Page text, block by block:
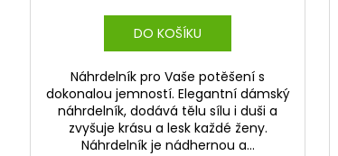
DO KOŠÍKU
Náhrdelník pro Vaše potěšení s
dokonalou jemností. Elegantní dámský
náhrdelník, dodává tělu sílu i duši a
zvyšuje krásu a lesk každé ženy.
Náhrdelník je nádhernou a...